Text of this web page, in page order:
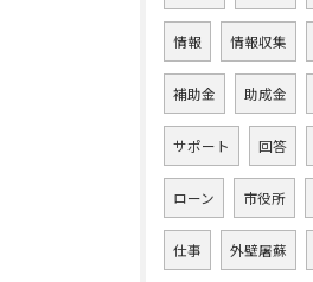
情報 情報収集
補助金 助成金
サポート 回答
ローン 市役所
仕事 外壁屠蘇